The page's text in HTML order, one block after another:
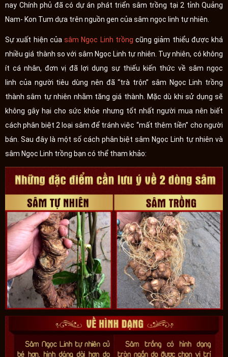
nay Chính phủ đã có dự án phát triển sâm trồng tại 2 tỉnh Quảng
Nam- Kon Tum dựa trên nguồn gen của sâm ngọc linh tự nhiên.
Sự xuất hiện của sâm Ngọc Linh trồng cũng giảm thiểu được khá
nhiều giá thành so với sâm Ngọc Linh tự nhiên. Tuy nhiên, có không
ít cá nhân, đơn vị đã lợi dụng sự thiếu kiến thức về sâm ngọc
linh của người tiêu dùng nên đã “trà trộn” sâm Ngọc Linh trồng
thành sâm tự nhiên nhằm tăng giá thành. Mặc dù khi sử dụng sẽ
không gây hại cho sức khỏe nhưng tốt nhất người mua nên biết
cách phân biệt 2 loại sâm để tránh việc “mất thêm tiền” cho người
bán. Sau đây là một số cách phân biệt sâm Ngọc Linh tự nhiên và
sâm Ngọc Linh trồng bạn có thể tham khảo: